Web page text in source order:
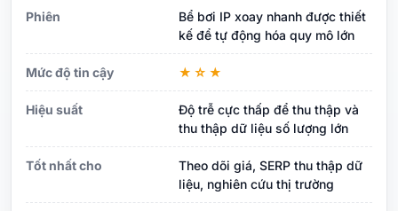
Phiên
Bể bơi IP xoay nhanh được thiết
kế để tự động hóa quy mô lớn
Mức độ tin cậy ★☆★
Hiệu suất
Độ trễ cực thấp để thu thập và
thu thập dữ liệu số lượng lớn
Tốt nhất cho
Theo dõi giá, SERP thu thập dữ
liệu, nghiên cứu thị trường